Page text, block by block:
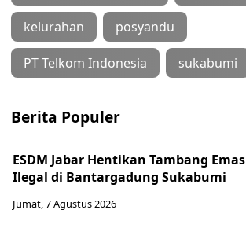
kelurahan posyandu
PT Telkom Indonesia sukabumi
Berita Populer
ESDM Jabar Hentikan Tambang Emas
Ilegal di Bantargadung Sukabumi
Jumat, 7 Agustus 2026